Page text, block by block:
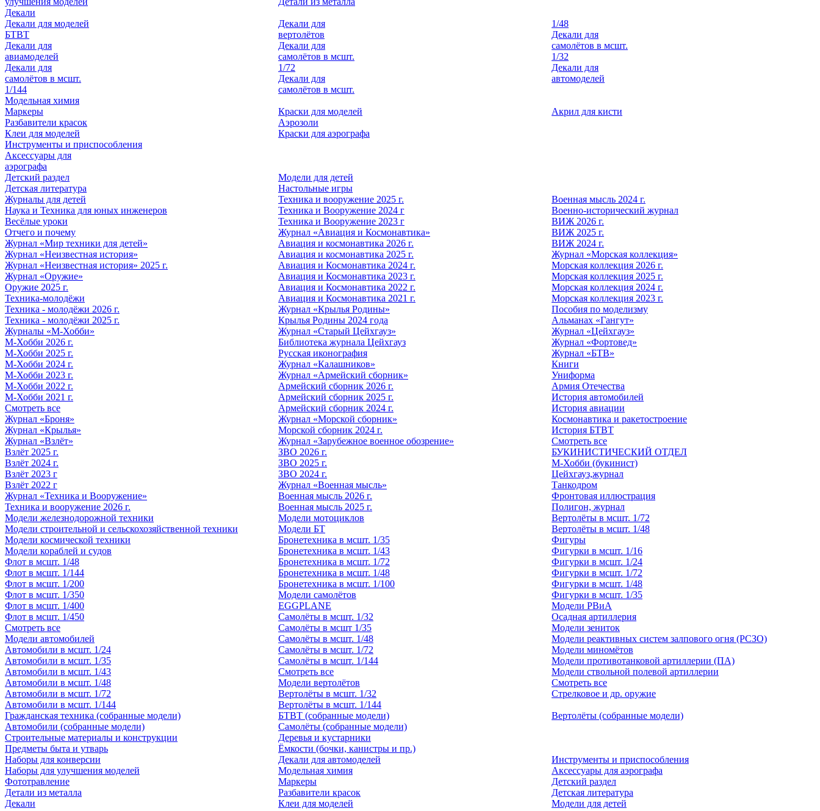
Декали
Декали для моделей
БТВТ
Декали для
авиамоделей
Декали для
самолётов в мсшт.
1/144
Декали для
вертолётов
Декали для
самолётов в мсшт.
1/72
Декали для
самолётов в мсшт.
1/48
Декали для
самолётов в мсшт.
1/32
Декали для
автомоделей
Модельная химия
Маркеры
Разбавители красок
Клеи для моделей
Краски для моделей
Аэрозоли
Краски для аэрографа
Акрил для кисти
Инструменты и приспособления
Аксессуары для
аэрографа
Детский раздел
Детская литература
Модели для детей
Настольные игры
Журналы для детей
Наука и Техника для юных инженеров
Весёлые уроки
Отчего и почему
Журнал «Мир техники для детей»
Журнал «Неизвестная история»
Журнал «Неизвестная история» 2025 г.
Журнал «Оружие»
Оружие 2025 г.
Техника-молодёжи
Техника - молодёжи 2026 г.
Техника - молодёжи 2025 г.
Журналы «М-Хобби»
М-Хобби 2026 г.
М-Хобби 2025 г.
М-Хобби 2024 г.
М-Хобби 2023 г.
М-Хобби 2022 г.
М-Хобби 2021 г.
Смотреть все
Журнал «Броня»
Журнал «Крылья»
Журнал «Взлёт»
Взлёт 2025 г.
Взлёт 2024 г.
Взлёт 2023 г
Взлёт 2022 г
Журнал «Техника и Вооружение»
Техника и вооружение 2026 г.
Техника и вооружение 2025 г.
Техника и Вооружение 2024 г
Техника и Вооружение 2023 г
Журнал «Авиация и Космонавтика»
Авиация и космонавтика 2026 г.
Авиация и космонавтика 2025 г.
Авиация и Космонавтика 2024 г.
Авиация и Космонавтика 2023 г.
Авиация и Космонавтика 2022 г.
Авиация и Космонавтика 2021 г.
Журнал «Крылья Родины»
Крылья Родины 2024 года
Журнал «Старый Цейхгауз»
Библиотека журнала Цейхгауз
Русская иконография
Журнал «Калашников»
Журнал «Армейский сборник»
Армейский сборник 2026 г.
Армейский сборник 2025 г.
Армейский сборник 2024 г.
Журнал «Морской сборник»
Морской сборник 2024 г.
Журнал «Зарубежное военное обозрение»
ЗВО 2026 г.
ЗВО 2025 г.
ЗВО 2024 г.
Журнал «Военная мысль»
Военная мысль 2026 г.
Военная мысль 2025 г.
Военная мысль 2024 г.
Военно-исторический журнал
ВИЖ 2026 г.
ВИЖ 2025 г.
ВИЖ 2024 г.
Журнал «Морская коллекция»
Морская коллекция 2026 г.
Морская коллекция 2025 г.
Морская коллекция 2024 г.
Морская коллекция 2023 г.
Пособия по моделизму
Альманах «Гангут»
Журнал «Цейхгауз»
Журнал «Фортовед»
Журнал «БТВ»
Книги
Униформа
Армия Отечества
История автомобилей
История авиации
Космонавтика и ракетостроение
История БТВТ
Смотреть все
БУКИНИСТИЧЕСКИЙ ОТДЕЛ
М-Хобби (букинист)
Цейхгауз,журнал
Танкодром
Фронтовая иллюстрация
Полигон, журнал
Модели железнодорожной техники
Модели строительной и сельскохозяйственной техники
Модели космической техники
Модели кораблей и судов
Флот в мсшт. 1/48
Флот в мсшт. 1/144
Флот в мсшт. 1/200
Флот в мсшт. 1/350
Флот в мсшт. 1/400
Флот в мсшт. 1/450
Смотреть все
Модели автомобилей
Автомобили в мсшт. 1/24
Автомобили в мсшт. 1/35
Автомобили в мсшт. 1/43
Автомобили в мсшт. 1/48
Автомобили в мсшт. 1/72
Автомобили в мсшт. 1/144
Модели мотоциклов
Модели БТ
Бронетехника в мсшт. 1/35
Бронетехника в мсшт. 1/43
Бронетехника в мсшт. 1/72
Бронетехника в мсшт. 1/48
Бронетехника в мсшт. 1/100
Модели самолётов
EGGPLANE
Самолёты в мсшт. 1/32
Самолёты в мсшт 1/35
Самолёты в мсшт. 1/48
Самолёты в мсшт. 1/72
Самолёты в мсшт. 1/144
Смотреть все
Модели вертолётов
Вертолёты в мсшт. 1/32
Вертолёты в мсшт. 1/144
Вертолёты в мсшт. 1/72
Вертолёты в мсшт. 1/48
Фигуры
Фигурки в мсшт. 1/16
Фигурки в мсшт. 1/24
Фигурки в мсшт. 1/72
Фигурки в мсшт. 1/48
Фигурки в мсшт. 1/35
Модели РВиА
Осадная артиллерия
Модели зениток
Модели реактивных систем залпового огня (РСЗО)
Модели миномётов
Модели противотанковой артиллерии (ПА)
Модели ствольной полевой артиллерии
Смотреть все
Стрелковое и др. оружие
Гражданская техника (собранные модели)
Автомобили (собранные модели)
БТВТ (собранные модели)
Самолёты (собранные модели)
Вертолёты (собранные модели)
Строительные материалы и конструкции
Предметы быта и утварь
Деревья и кустарники
Ёмкости (бочки, канистры и пр.)
Наборы для конверсии
Наборы для улучшения моделей
Фототравление
Детали из металла
Декали
Декали для автомоделей
Модельная химия
Маркеры
Разбавители красок
Клеи для моделей
Инструменты и приспособления
Аксессуары для аэрографа
Детский раздел
Детская литература
Модели для детей